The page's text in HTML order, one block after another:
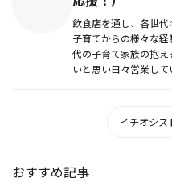
飲食店を通し、各世
子育てからの様々な
代の子育て家族の抱
いと思い日々営業し
イチオシス
おすすめ記事